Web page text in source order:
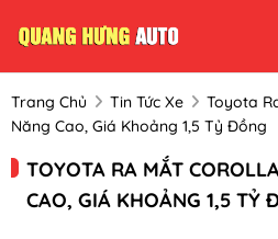
Trang Chủ Tin Tức Xe
Toyota
Năng Cao, Giá Khoảng 1,5 Tỷ Đồng
TOYOTA RA MẮT
CAO, GIÁ KHOẢNG 1,5 TỶ